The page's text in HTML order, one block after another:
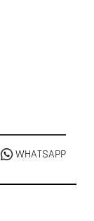
WHATSAPP